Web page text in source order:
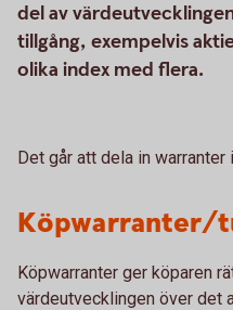
del av
tillgång, exempelvis
olika index med flera.
Det går att dela in warranter
Köpwarranter/
Köpwarranter ger köparen
värdeutvecklingen över det